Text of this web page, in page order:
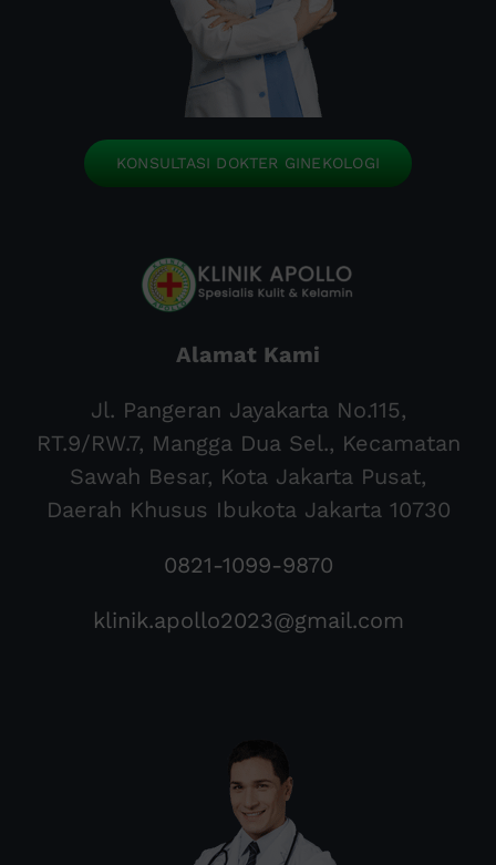
KONSULTASI DOKTER GINEKOLOGI
Alamat Kami
Jl. Pangeran Jayakarta No.115,
RT.9/RW.7, Mangga Dua Sel., Kecamatan
Sawah Besar, Kota Jakarta Pusat,
Daerah Khusus Ibukota Jakarta 10730
0821-1099-9870
klinik.apollo2023@gmail.com